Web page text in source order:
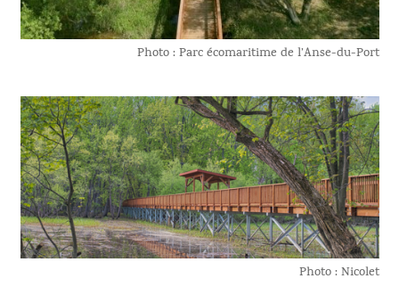
Photo : Parc écomaritime de l’Anse-du-Port
Photo : Nicolet